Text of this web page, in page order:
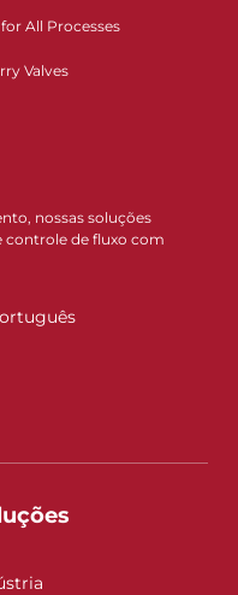
All Processes
Valves
nossas soluções
controle de fluxo com